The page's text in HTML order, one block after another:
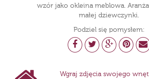
wzór jako okleina meblowa.
małej dziewczynki.
Podziel się pomysłem:
Wgraj zdjęcia swojego